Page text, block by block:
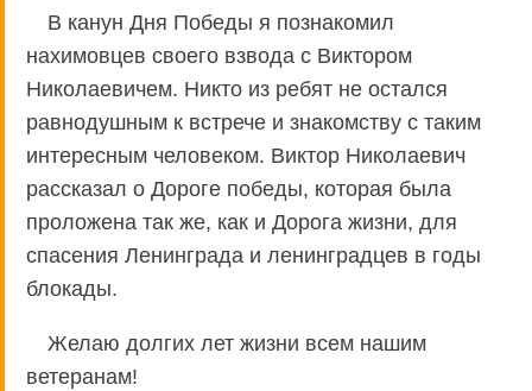
В канун Дня Победы я познакомил
нахимовцев своего взвода с Виктором
Николаевичем. Никто из ребят не остался
равнодушным к встрече и знакомству с таким
интересным человеком. Виктор Николаевич
рассказал о Дороге победы, которая была
проложена так же, как и Дорога жизни, для
спасения Ленинграда и ленинградцев в годы
блокады.
Желаю долгих лет жизни всем нашим
ветеранам!